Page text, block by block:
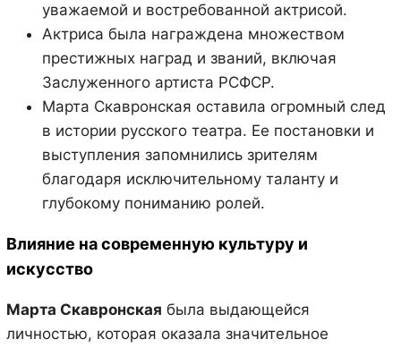
уважаемой и востребованной актрисой.
Актриса была награждена множеством
престижных наград и званий, включая
Заслуженного артиста РСФСР.
Марта Скавронская оставила огромный след
в истории русского театра. Ее постановки и
выступления запомнились зрителям
благодаря исключительному таланту и
глубокому пониманию ролей.
Влияние на современную культуру и
искусство
Марта Скавронская была выдающейся
личностью, которая оказала значительное